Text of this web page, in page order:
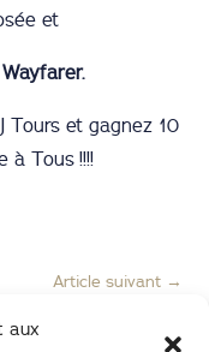
aux
et
Tours et gagnez 10
à Tous !!!!
Article suivant→